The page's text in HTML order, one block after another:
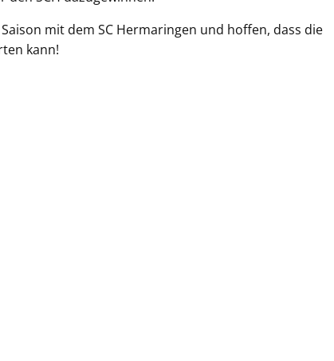
mit dem SC Hermaringen und hoffen, dass die
kann!